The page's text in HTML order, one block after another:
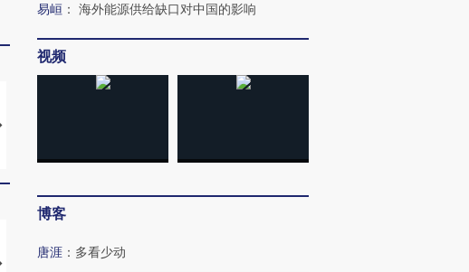
马航飞行员跨国走私7万
育部长拱下台
飞地休达
【推广】走进第四届链博
易峘 ： 海外能源供给缺口对中国的影响
视频
博客
唐涯 ： 多看少动